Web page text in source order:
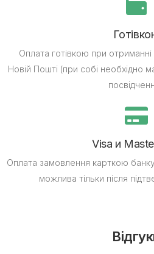
Оплата готівкою при отриманні
Новій Пошті (при собі необхідно
Visa и
Оплата замовлення карткою
можлива тільки після